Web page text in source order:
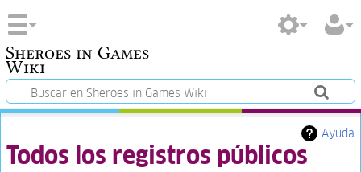
Sheroes in Games
Wiki
Ayuda
Todos los registros públicos